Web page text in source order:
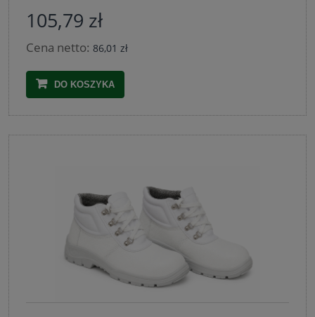
105,79 zł
Cena netto: 86,01 zł
DO KOSZYKA